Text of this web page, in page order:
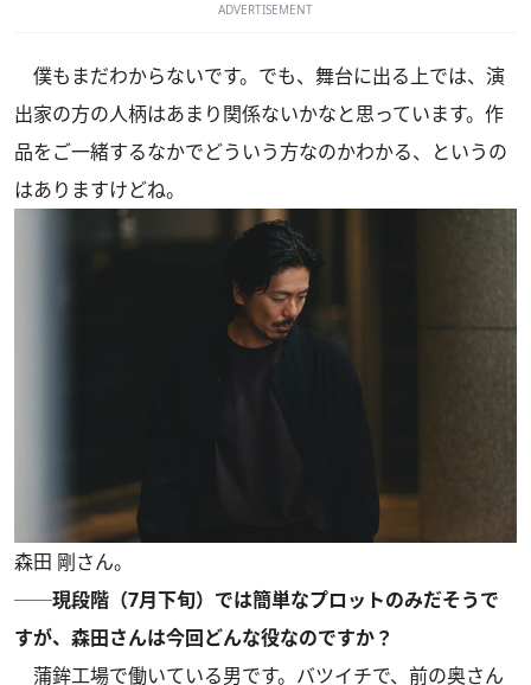
ADVERTISEMENT
僕もまだわからないです。でも、舞台に出る上では、演
出家の方の人柄はあまり関係ないかなと思っています。作
品をご一緒するなかでどういう方なのかわかる、というの
はありますけどね。
森田 剛さん。
──現段階（7月下旬）では簡単なプロットのみだそうで
すが、森田さんは今回どんな役なのですか？
蒲鉾工場で働いている男です。バツイチで、前の奥さん